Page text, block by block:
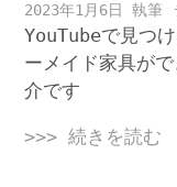
2023年1月6日
YouTubeで見つ
ーメイド家具が
介です
>>> 続きを読む